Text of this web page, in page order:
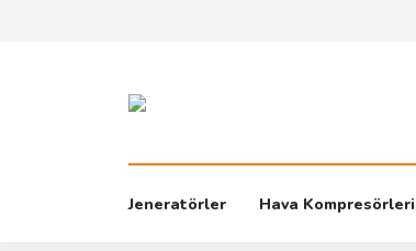
Jeneratörler Hava Kompresörleri